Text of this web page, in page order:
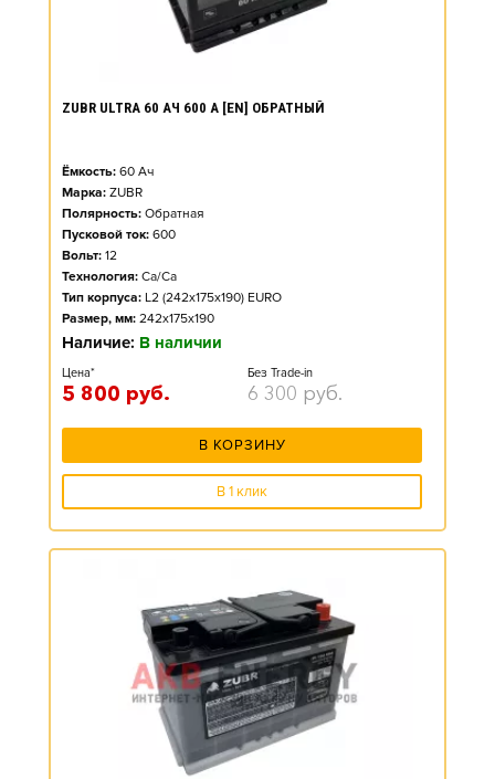
ZUBR ULTRA 60 АЧ 600 А [EN] ОБРАТНЫЙ
Ёмкость: 60 Ач
Марка: ZUBR
Полярность: Обратная
Пусковой ток: 600
Вольт: 12
Технология: Ca/Ca
Тип корпуса: L2 (242x175x190) EURO
Размер, мм: 242x175x190
Наличие: В наличии
Цена*
5 800 руб.
Без Trade-in
6 300 руб.
В КОРЗИНУ
В 1 клик